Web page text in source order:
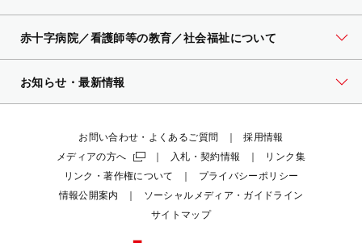
赤十字病院／看護師等の教育／社会福祉について
お知らせ・最新情報
お問い合わせ・よくあるご質問
採用情報
メディアの方へ
入札・契約情報
リンク集
リンク・著作権について
プライバシーポリシー
情報公開案内
ソーシャルメディア・ガイドライン
サイトマップ